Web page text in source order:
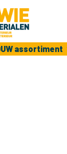
assortiment